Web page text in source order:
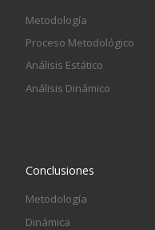
Metodología
Proceso Metodológico
Análisis Estático
Análisis Dinámico
Conclusiones
Metodología
Dinámica